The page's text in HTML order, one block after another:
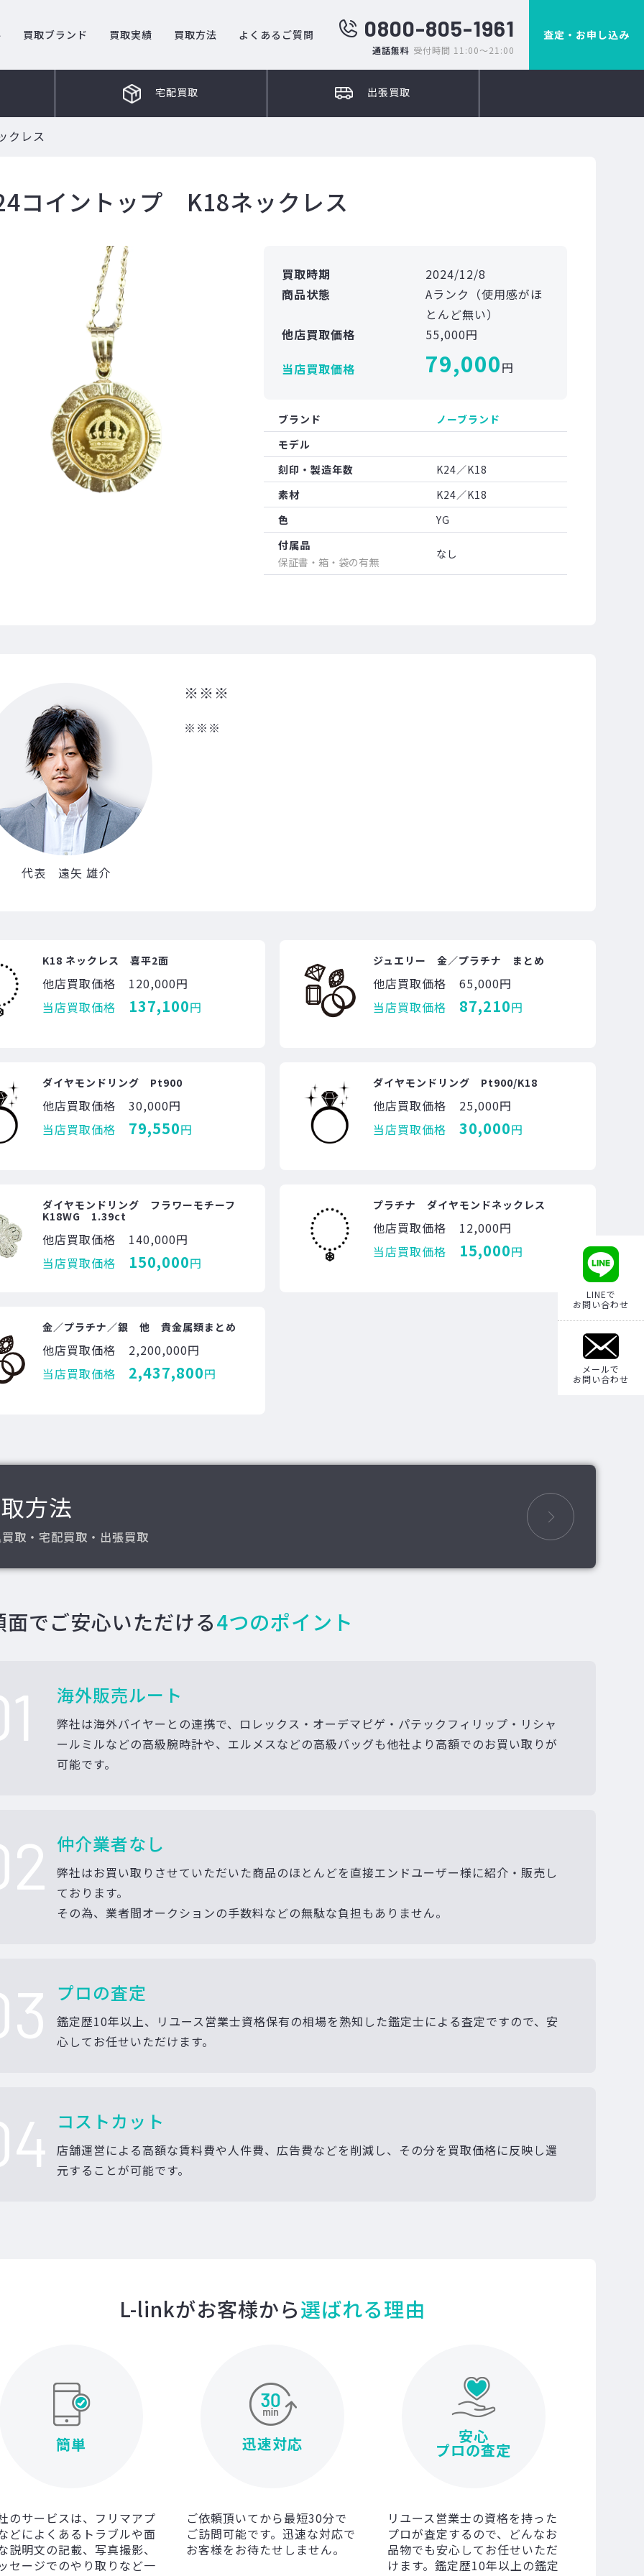
買取ブランド 買取実績 買取方法 よくあるご質問 0800-805-1961
通話無料 受付時間 11:00～21:00
査定・お申し込み
宅配買取 出張買取
クレス
コイントップ K18ネックレス
買取時期
2024/12/8
商品状態
Aランク（使用感がほ
とんど無い）
他店買取価格
55,000円
当店買取価格
79,000円
ブランド
ノーブランド
モデル
刻印・製造年数
K24／K18
素材
K24／K18
色
YG
付属品
保証書・箱・袋の有無
なし
代表 遠矢 雄介
※※※
※※※
K18 ネックレス 喜平2面
他店買取価格
120,000円
当店買取価格
137,100円
ジュエリー 金／プラチナ まとめ
他店買取価格
65,000円
当店買取価格
87,210円
ダイヤモンドリング Pt900
他店買取価格
30,000円
当店買取価格
79,550円
ダイヤモンドリング Pt900/K18
他店買取価格
25,000円
当店買取価格
30,000円
ダイヤモンドリング フラワーモチーフ
K18WG 1.39ct
他店買取価格
140,000円
当店買取価格
150,000円
プラチナ ダイヤモンドネックレス
他店買取価格
12,000円
当店買取価格
15,000円
金／プラチナ／銀 他 貴金属類まとめ
他店買取価格
2,200,000円
当店買取価格
2,437,800円
方法
取・宅配買取・出張買取
面でご安心いただける4つのポイント
海外販売ルート
弊社は海外バイヤーとの連携で、ロレックス・オーデマピゲ・パテックフィリップ・リシャ
ールミルなどの高級腕時計や、エルメスなどの高級バッグも他社より高額でのお買い取りが
可能です。
仲介業者なし
弊社はお買い取りさせていただいた商品のほとんどを直接エンドユーザー様に紹介・販売し
ております。
その為、業者間オークションの手数料などの無駄な負担もありません。
プロの査定
鑑定歴10年以上、リユース営業士資格保有の相場を熟知した鑑定士による査定ですので、安
心してお任せいただけます。
コストカット
店舗運営による高額な賃料費や人件費、広告費などを削減し、その分を買取価格に反映し還
元することが可能です。
L-linkがお客様から選ばれる理由
簡単
のサービスは、フリマアプ
どによくあるトラブルや面
説明文の記載、写真撮影、
セージでのやり取りなど一
迅速対応
ご依頼頂いてから最短30分で
ご訪問可能です。迅速な対応で
お客様をお待たせしません。
安心
プロの査定
リユース営業士の資格を持った
プロが査定するので、どんなお
品物でも安心してお任せいただ
けます。鑑定歴10年以上の鑑定
LINEで
お問い合わせ
メールで
お問い合わせ